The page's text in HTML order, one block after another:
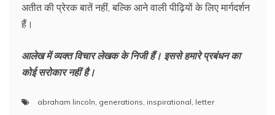
अतीत की प्रेरक बातें नहीं, बल्कि आने वाली पीढ़ियों के लिए मार्गदर्शन
हैं।
आलेख में व्यक्त विचार लेखक के निजी हैं। इससे हमारे प्रबंधन का
कोई सरोकार नहीं है।
abraham lincoln generations inspirational letter